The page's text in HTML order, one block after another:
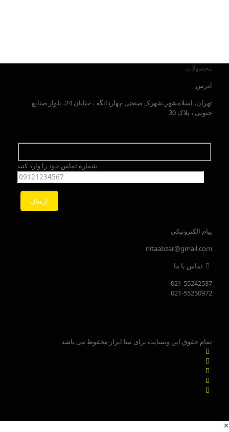
محصولات
آدرس
تهران، اسلامشهر،شهرک صنعتی چهاردانگه ، خیابان 24، بلوار صنایع
جنوبی ، پلاک 30
شماره تماس خود را وارد کنید
پیام الکترونیکی
nitaabzar@gmail.com
تماس با ما
021-55242537
021-55250972
تمام حقوق این وبسایت برای نیتا ابزار محفوظ می باشد
✕